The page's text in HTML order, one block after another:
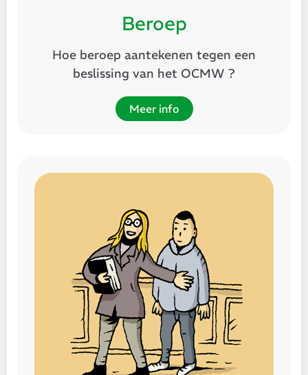
Beroep
Hoe beroep aantekenen tegen een
beslissing van het OCMW ?
Meer info